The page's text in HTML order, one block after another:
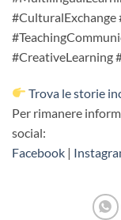
#CreativeLearning
Trova le storie
Per rimanere
social:
Facebook |